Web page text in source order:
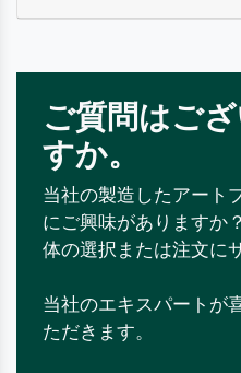
ご質問はござ
すか。
当社の製造したアート
にご興味がありますか
体の選択または注文に
当社のエキスパートが
ただきます。